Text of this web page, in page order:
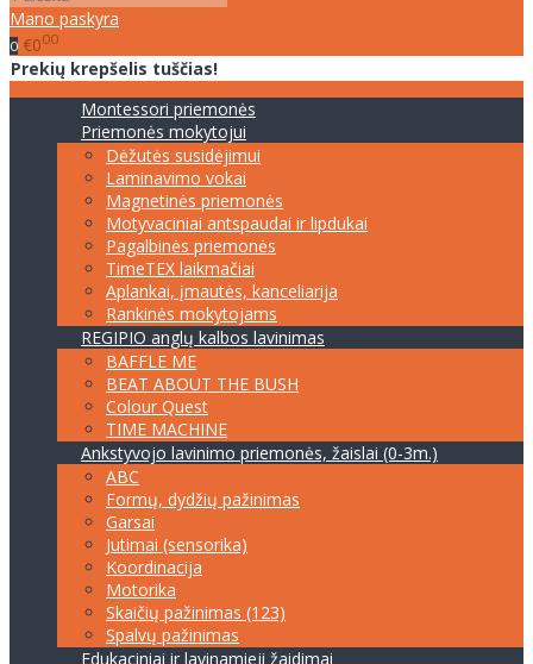
Mano paskyra
0 €000
Prekių krepšelis tuščias!
Montessori priemonės
Priemonės mokytojui
Dėžutės susidėjimui
Laminavimo vokai
Magnetinės priemonės
Motyvaciniai antspaudai ir lipdukai
Pagalbinės priemonės
TimeTEX laikmačiai
Aplankai, įmautės, kanceliarija
Rankinės mokytojams
REGIPIO anglų kalbos lavinimas
BAFFLE ME
BEAT ABOUT THE BUSH
Colour Quest
TIME MACHINE
Ankstyvojo lavinimo priemonės, žaislai (0-3m.)
ABC
Formų, dydžių pažinimas
Garsai
Jutimai (sensorika)
Koordinacija
Motorika
Skaičių pažinimas (123)
Spalvų pažinimas
Edukaciniai ir lavinamieji žaidimai